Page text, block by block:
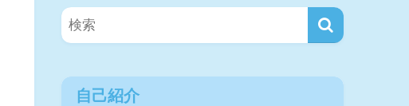
自己紹介